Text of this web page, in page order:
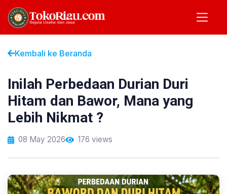
Kembali ke Beranda
Inilah Perbedaan Durian Duri
Hitam dan Bawor, Mana yang
Lebih Nikmat ?
08 May 2026 176 views